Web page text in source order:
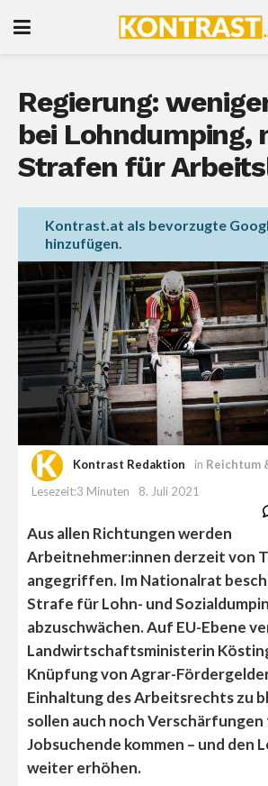
Regierung:
bei Lohndumping,
Strafen für
Kontrast.at als bevorzugte
hinzufügen.
Kontrast Redaktion in Reichtum
Lesezeit:3 Minuten
8. Juli 2021
Aus allen Richtungen werden
Arbeitnehmer:innen derzeit von
angegriffen. Im Nationalrat
Strafe für Lohn- und
abzuschwächen. Auf EU-Ebene
Landwirtschaftsministerin
Knüpfung von Agrar-
Einhaltung des Arbeitsrechts zu
sollen auch noch
Jobsuchende kommen – und den
weiter erhöhen.